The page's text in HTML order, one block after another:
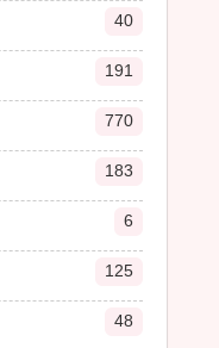
40
191
770
183
6
125
48